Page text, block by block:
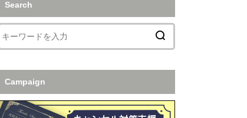
Search
Campaign